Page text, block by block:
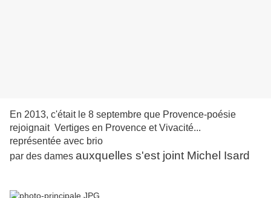
En 2013, c'était le 8 septembre que Provence-poésie
rejoignait Vertiges en Provence et Vivacité...
représentée avec brio
par des dames auxquelles s'est joint Michel Isard